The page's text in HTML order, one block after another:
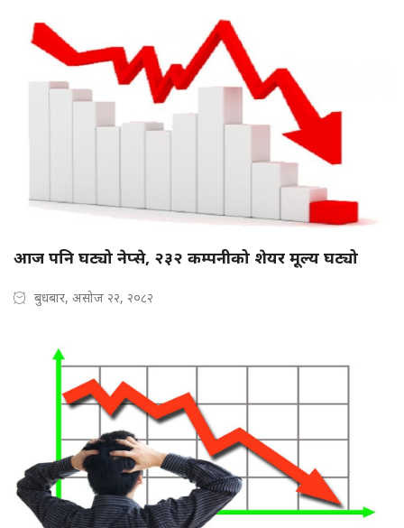
आज पनि घट्यो नेप्से, २३२ कम्पनीको शेयर मूल्य घट्यो
बुधबार, असोज २२, २०८२